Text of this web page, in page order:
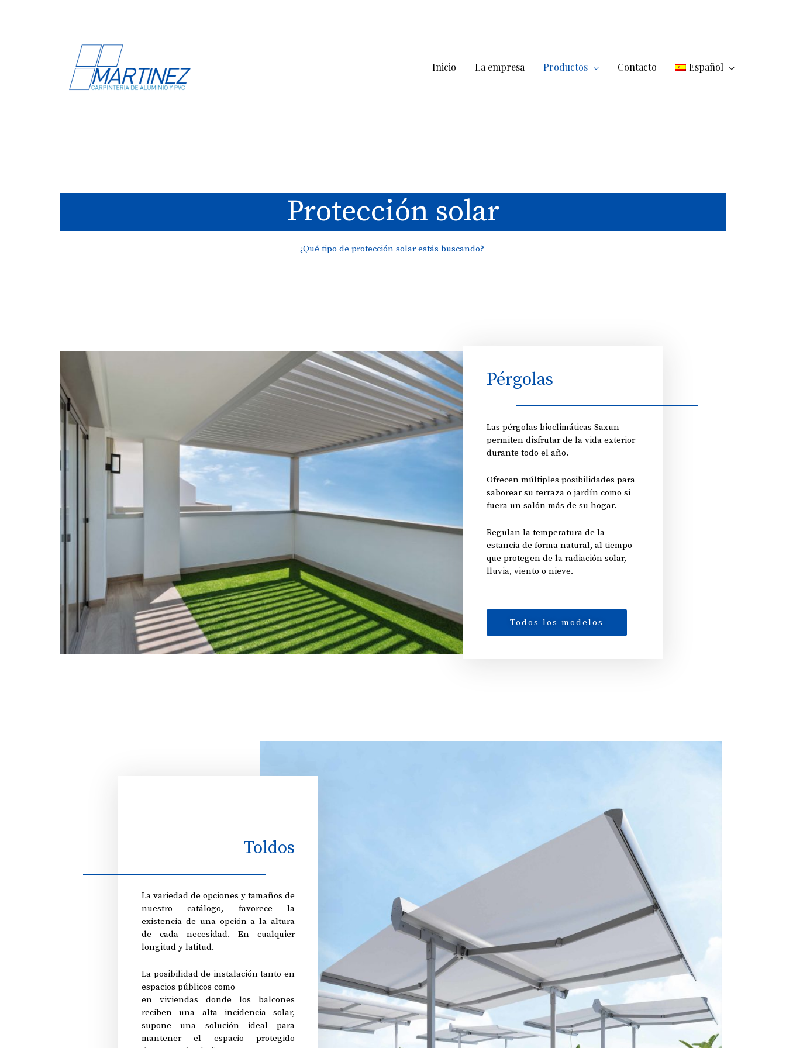
Inicio La empresa Productos Contacto Español
Protección solar
¿Qué tipo de protección solar estás buscando?
Pérgolas
Las pérgolas bioclimáticas Saxun
permiten disfrutar de la vida exterior
durante todo el año.
Ofrecen múltiples posibilidades para
saborear su terraza o jardín como si
fuera un salón más de su hogar.
Regulan la temperatura de la
estancia de forma natural, al tiempo
que protegen de la radiación solar,
lluvia, viento o nieve.
Todos los modelos
Toldos
La variedad de opciones y tamaños de
nuestro catálogo, favorece la
existencia de una opción a la altura
de cada necesidad. En cualquier
longitud y latitud.
La posibilidad de instalación tanto en
espacios públicos como
en viviendas donde los balcones
reciben una alta incidencia solar,
supone una solución ideal para
mantener el espacio protegido